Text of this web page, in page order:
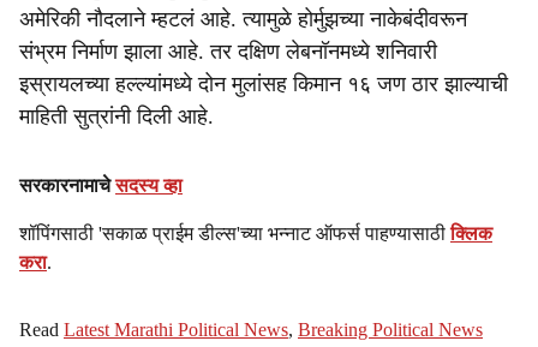
अमेरिकी नौदलाने म्हटलं आहे. त्यामुळे होर्मुझच्या नाकेबंदीवरून
संभ्रम निर्माण झाला आहे. तर दक्षिण लेबनॉनमध्ये शनिवारी
इस्रायलच्या हल्ल्यांमध्ये दोन मुलांसह किमान १६ जण ठार झाल्याची
माहिती सुत्रांनी दिली आहे.
सरकारनामाचेसदस्य व्हा
शॉपिंगसाठी 'सकाळ प्राईम डील्स'च्या भन्नाट ऑफर्स पाहण्यासाठीक्लिक
करा.
Read Latest Marathi Political News, Breaking Political News